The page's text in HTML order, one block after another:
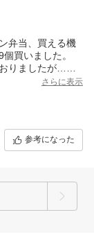
弁当、買える機
買いました。
りましたが…私
クでたまりませ
さらに表示
参考になった